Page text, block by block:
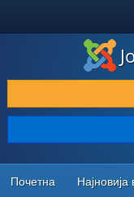
ПРЕУЗИМАЊЕ И
ОТКРИЈТЕ И НАУЧИТЕ
ЗАЈЕДНИЦА И
РЕСУРСИ ЗА РАЗВОЈ
Почетна Најновија